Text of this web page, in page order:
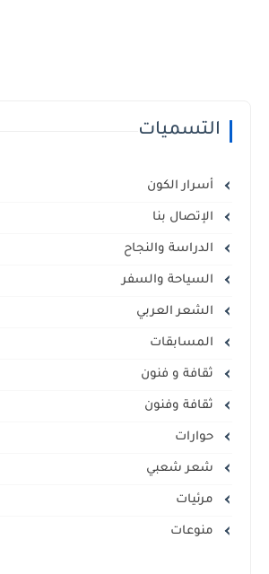
التسميات
أسرار الكون
الإتصال بنا
الدراسة والنجاح
السياحة والسفر
الشعر العربي
المسابقات
ثقافة و فنون
ثقافة وفنون
حوارات
شعر شعبي
مرئيات
منوعات